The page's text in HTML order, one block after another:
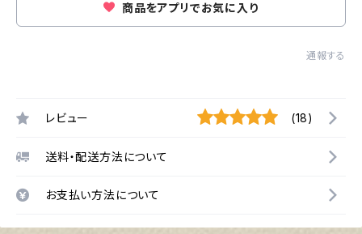
商品をアプリでお気に入り
通報する
レビュー (18)
送料・配送方法について
お支払い方法について